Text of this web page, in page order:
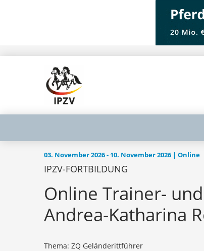
03. November 2026 - 10. November 2026 | Online
IPZV-FORTBILDUNG
Online Trainer-
Andrea-Katharina
Thema: ZQ Geländerittführer